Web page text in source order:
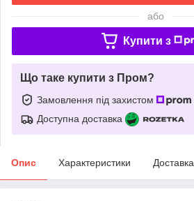
або
Купити з
Що таке купити з Пром?
Замовлення під захистом
Доступна доставка
Опис Характеристики Доставка